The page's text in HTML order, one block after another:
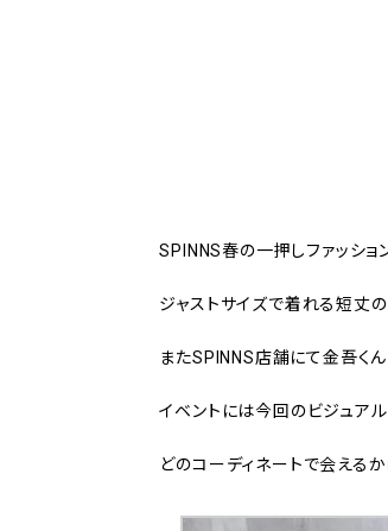
SPINNS春の一押しファッショ
ジャストサイズで着れる短丈
またSPINNS店舗にて金吾く
イベントには今回のビジュア
どのコーディネートで会える